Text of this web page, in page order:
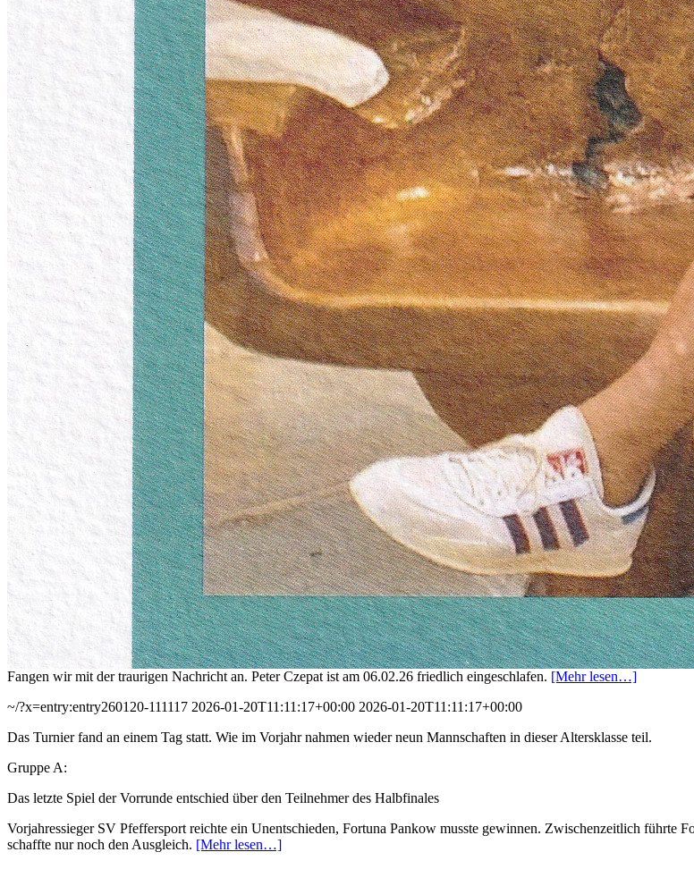
Fangen wir mit der traurigen Nachricht an. Peter Czepat ist am 06.02.26 friedlich eingeschlafen. [Mehr lesen…]
~/?x=entry:entry260120-111117 2026-01-20T11:11:17+00:00 2026-01-20T11:11:17+00:00
Das Turnier fand an einem Tag statt. Wie im Vorjahr nahmen wieder neun Mannschaften in dieser Altersklasse teil.
Gruppe A:
Das letzte Spiel der Vorrunde entschied über den Teilnehmer des Halbfinales
Vorjahressieger SV Pfeffersport reichte ein Unentschieden, Fortuna Pankow musste gewinnen. Zwischenzeitlich führte
schaffte nur noch den Ausgleich. [Mehr lesen…]